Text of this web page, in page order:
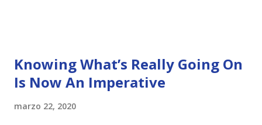
Knowing What’s Really Going On
Is Now An Imperative
marzo 22, 2020